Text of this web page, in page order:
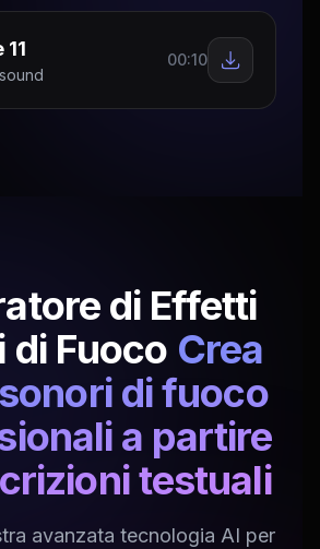
11 00:10
di Effetti
di Fuoco Crea
di fuoco
a partire
testuali
avanzata tecnologia AI per